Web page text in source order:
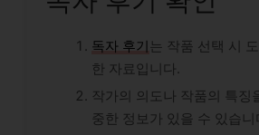
독자 후기는 작품 선택 시
한 자료입니다.
작가의 의도나 작품의 특징
중한 정보가 있을 수 있습니